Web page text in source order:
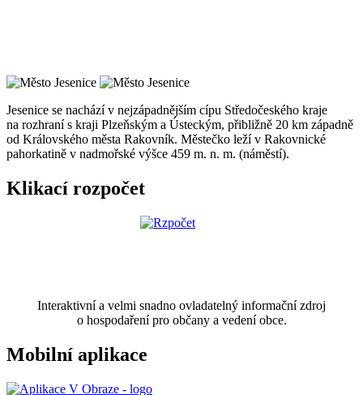
Jesenice se nachází v nejzápadnějším cípu Středočeského kraje
na rozhraní s kraji Plzeňským a Ústeckým, přibližně 20 km západně
od Královského města Rakovník. Městečko leží v Rakovnické
pahorkatině v nadmořské výšce 459 m. n. m. (náměstí).
Klikací rozpočet
Interaktivní a velmi snadno ovladatelný informační zdroj
o hospodaření pro občany a vedení obce.
Mobilní aplikace